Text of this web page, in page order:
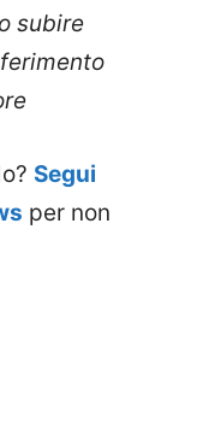
subire
Segui
per non